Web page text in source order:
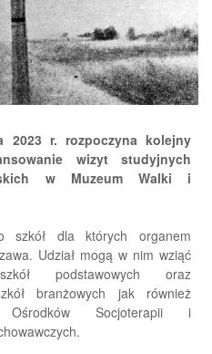
2023 r. rozpoczyna kolejny
wizyt studyjnych
w Muzeum Walki i
szkół dla których organem
Udział mogą w nim wziąć
podstawowych oraz
branżowych jak również
Ośrodków Socjoterapii i